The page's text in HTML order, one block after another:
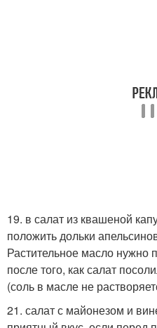
19. в салат из квашеной
положить дольки
Растительное масло нужно
после того, как салат
(соль в масле не
21. салат с майонезом и